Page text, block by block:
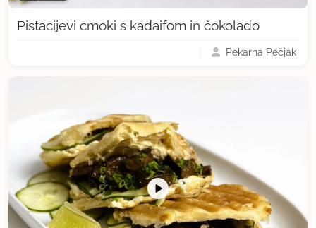
Pistacijevi cmoki s kadaifom in čokolado
Pekarna Pečjak